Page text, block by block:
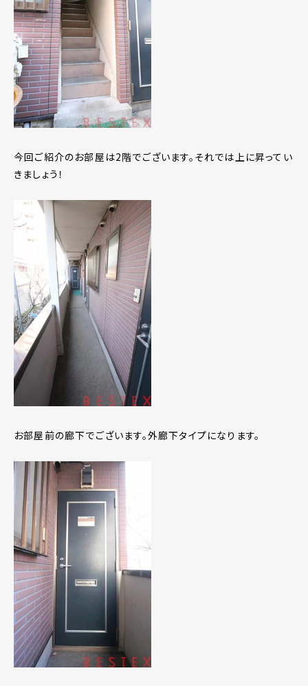
今回ご紹介のお部屋は2階でございます。それでは上に昇ってい
きましょう！
お部屋前の廊下でございます。外廊下タイプになります。